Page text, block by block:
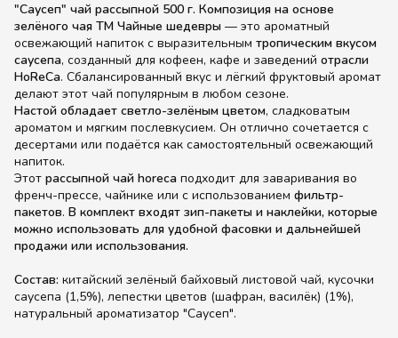
"Саусеп" чай рассыпной 500 г. Композиция на основе
зелёного чая ТМ Чайные шедевры — это ароматный
освежающий напиток с выразительным тропическим вкусом
саусепа, созданный для кофеен, кафе и заведений отрасли
HoReCa. Сбалансированный вкус и лёгкий фруктовый аромат
делают этот чай популярным в любом сезоне.
Настой обладает светло-зелёным цветом, сладковатым
ароматом и мягким послевкусием. Он отлично сочетается с
десертами или подаётся как самостоятельный освежающий
напиток.
Этот рассыпной чай horeca подходит для заваривания во
френч-прессе, чайнике или с использованием фильтр-
пакетов. В комплект входят зип-пакеты и наклейки, которые
можно использовать для удобной фасовки и дальнейшей
продажи или использования.
Состав: китайский зелёный байховый листовой чай, кусочки
саусепа (1,5%), лепестки цветов (шафран, василёк) (1%),
натуральный ароматизатор "Саусеп".